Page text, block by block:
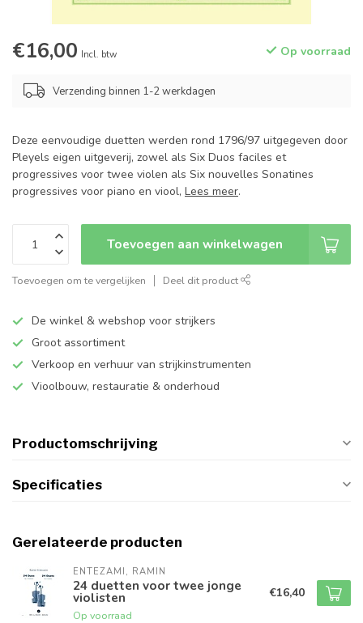
€16,00 Incl. btw Op voorraad
Verzending binnen 1-2 werkdagen
Deze eenvoudige duetten werden rond 1796/97 uitgegeven door
Pleyels eigen uitgeverij, zowel als Six Duos faciles et
progressives voor twee violen als Six nouvelles Sonatines
progressives voor piano en viool, Lees meer.
Toevoegen aan winkelwagen
Toevoegen om te vergelijken Deel dit product
De winkel & webshop voor strijkers
Groot assortiment
Verkoop en verhuur van strijkinstrumenten
Vioolbouw, restauratie & onderhoud
Productomschrijving
Specificaties
Gerelateerde producten
ENTEZAMI, RAMIN
24 duetten voor twee jonge
violisten
Op voorraad
€16,40